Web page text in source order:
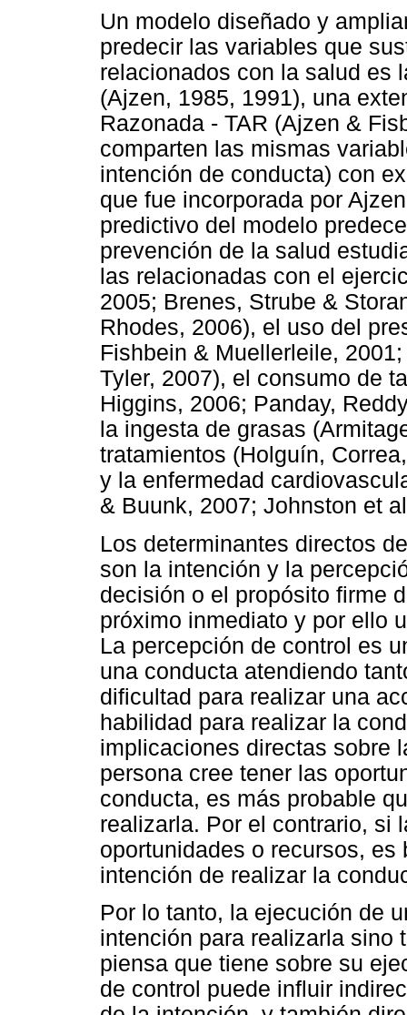
Un modelo diseñado y
predecir las variables que
relacionados con la salud es
(Ajzen, 1985, 1991), una
Razonada - TAR (Ajzen &
comparten las mismas
intención de conducta) con
que fue incorporada por
predictivo del modelo
prevención de la salud
las relacionadas con el
2005; Brenes, Strube &
Rhodes, 2006), el uso del
Fishbein & Muellerleile,
Tyler, 2007), el consumo de
Higgins, 2006; Panday,
la ingesta de grasas
tratamientos (Holguín,
y la enfermedad
& Buunk, 2007; Johnston et
Los determinantes directos
son la intención y la
decisión o el propósito firme
próximo inmediato y por ello
La percepción de control es
una conducta atendiendo
dificultad para realizar una
habilidad para realizar la
implicaciones directas sobre
persona cree tener las
conducta, es más probable
realizarla. Por el contrario, si
oportunidades o recursos,
intención de realizar la
Por lo tanto, la ejecución de
intención para realizarla sino
piensa que tiene sobre su
de control puede influir